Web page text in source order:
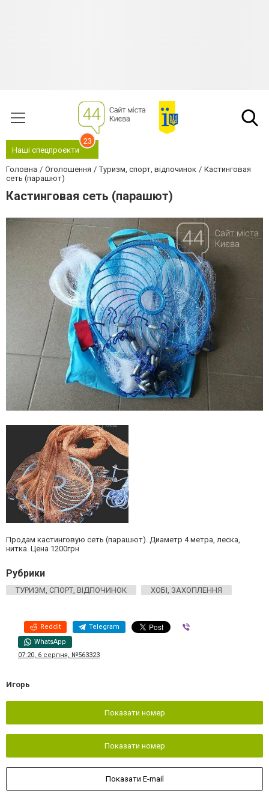
Наші спецпроєкти
23
Головна Оголошення Туризм, спорт, відпочинок
Кастинговая
сеть (парашют)
Кастинговая сеть (парашют)
Продам кастинговую сеть (парашют). Диаметр 4 метра, леска,
нитка. Цена 1200грн
Рубрики
ТУРИЗМ, СПОРТ, ВІДПОЧИНОК ХОБІ, ЗАХОПЛЕННЯ
Reddit Telegram
WhatsApp
07:20, 6 серпня, №563323
Игорь
Показати номер
Показати номер
Показати E-mail